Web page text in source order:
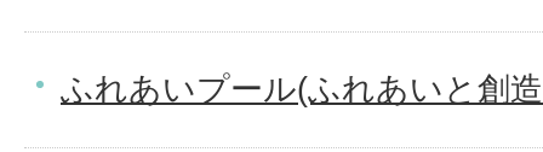
ふれあいプール(ふれあいと創